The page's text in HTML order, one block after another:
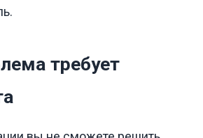
требует